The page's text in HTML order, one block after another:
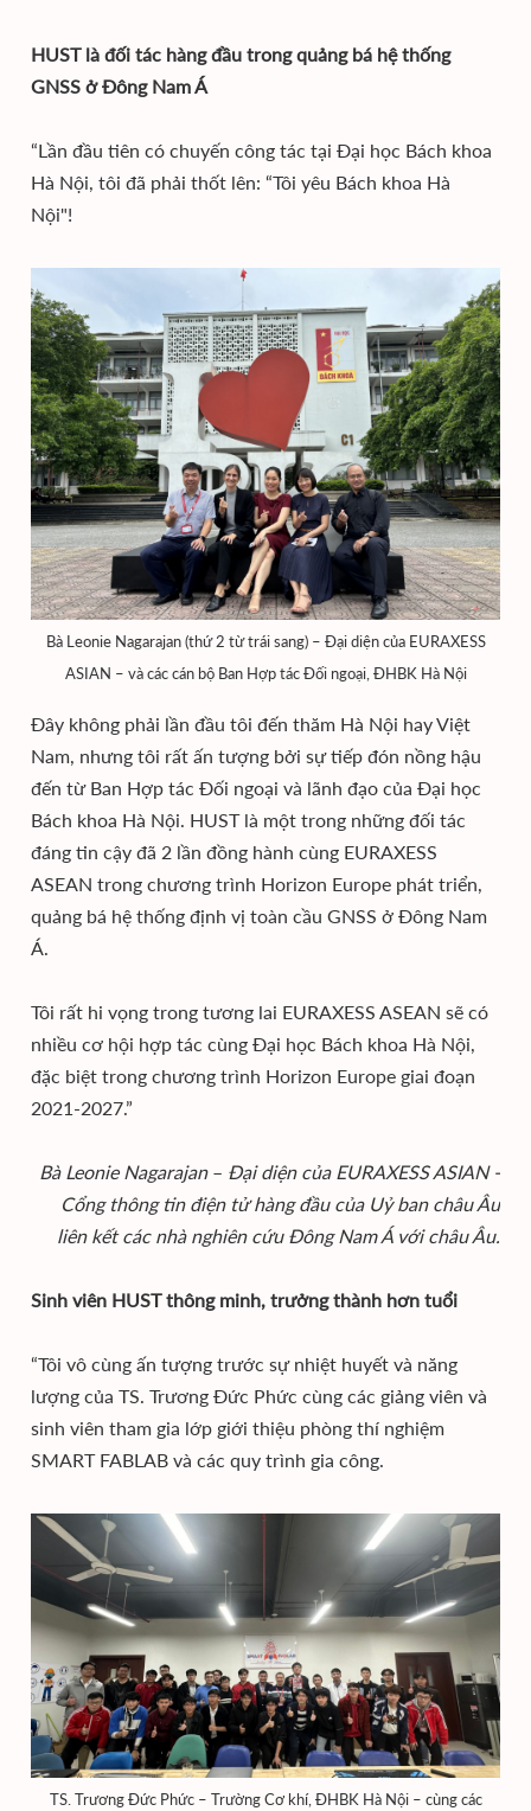
HUST là đối tác hàng đầu trong quảng bá hệ thống
GNSS ở Đông Nam Á
“Lần đầu tiên có chuyến công tác tại Đại học Bách khoa
Hà Nội, tôi đã phải thốt lên: “Tôi yêu Bách khoa Hà
Nội"!
Bà Leonie Nagarajan (thứ 2 từ trái sang) – Đại diện của EURAXESS
ASIAN – và các cán bộ Ban Hợp tác Đối ngoại, ĐHBK Hà Nội
Đây không phải lần đầu tôi đến thăm Hà Nội hay Việt
Nam, nhưng tôi rất ấn tượng bởi sự tiếp đón nồng hậu
đến từ Ban Hợp tác Đối ngoại và lãnh đạo của Đại học
Bách khoa Hà Nội. HUST là một trong những đối tác
đáng tin cậy đã 2 lần đồng hành cùng EURAXESS
ASEAN trong chương trình Horizon Europe phát triển,
quảng bá hệ thống định vị toàn cầu GNSS ở Đông Nam
Á.
Tôi rất hi vọng trong tương lai EURAXESS ASEAN sẽ có
nhiều cơ hội hợp tác cùng Đại học Bách khoa Hà Nội,
đặc biệt trong chương trình Horizon Europe giai đoạn
2021-2027.”
Bà Leonie Nagarajan – Đại diện của EURAXESS ASIAN -
Cổng thông tin điện tử hàng đầu của Uỷ ban châu Âu
liên kết các nhà nghiên cứu Đông Nam Á với châu Âu.
Sinh viên HUST thông minh, trưởng thành hơn tuổi
“Tôi vô cùng ấn tượng trước sự nhiệt huyết và năng
lượng của TS. Trương Đức Phức cùng các giảng viên và
sinh viên tham gia lớp giới thiệu phòng thí nghiệm
SMART FABLAB và các quy trình gia công.
TS. Trương Đức Phức – Trường Cơ khí, ĐHBK Hà Nội – cùng các